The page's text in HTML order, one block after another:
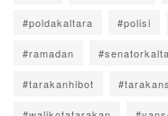
#poldakaltara #polisi
#ramadan
#tarakanhibot